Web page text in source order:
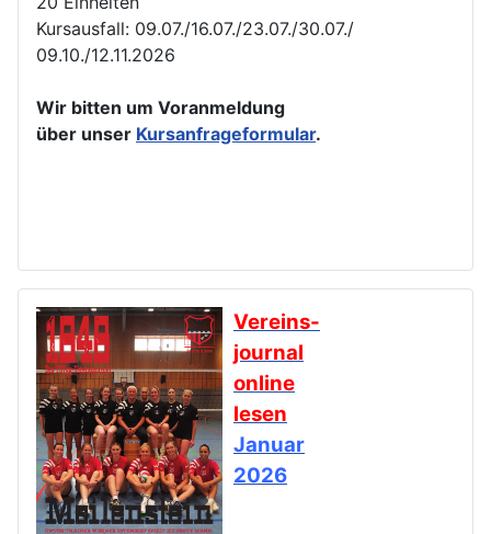
Kursausfall: 09.07./16.07./23.07./30.07./
09.10./12.11.2026
Wir bitten um Voranmeldung
über unser Kursanfrageformular.
Vereins-
journal
online
lesen
Januar
2026